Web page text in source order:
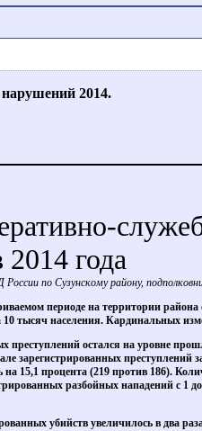
2014.
2014 года
по Сузунскому району,
периоде на территории
10 тысяч населения. Кардинальных
преступлений остался на уровне
зарегистрированных преступлений
15,1 процента (219 против 186).
разбойных нападений с 1
убийств увеличилось в два